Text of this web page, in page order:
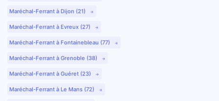
Maréchal-Ferrant à Dijon (21)
Maréchal-Ferrant à Evreux (27)
Maréchal-Ferrant à Fontainebleau (77)
Maréchal-Ferrant à Grenoble (38)
Maréchal-Ferrant à Guéret (23)
Maréchal-Ferrant à Le Mans (72)